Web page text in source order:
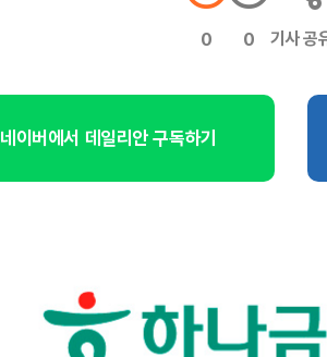
0 0 기사 공
네이버에서 데일리안 구독하기